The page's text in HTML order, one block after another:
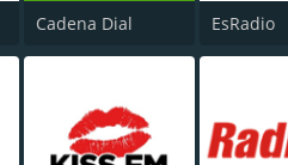
Cadena Dial EsRadio